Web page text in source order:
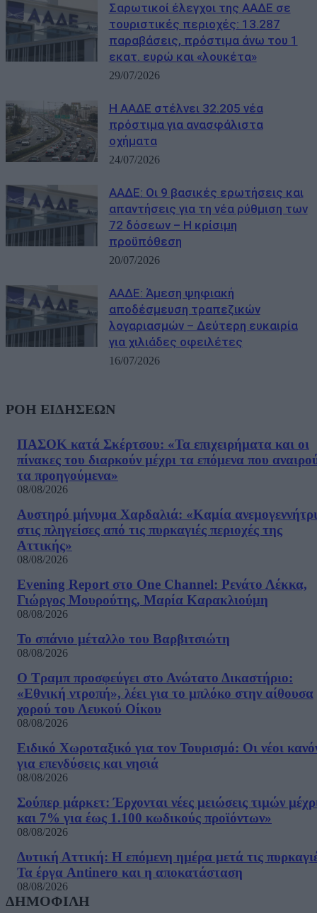
Σαρωτικοί έλεγχοι της ΑΑΔΕ σε
τουριστικές περιοχές: 13.287
παραβάσεις, πρόστιμα άνω του 1
εκατ. ευρώ και «λουκέτα»
29/07/2026
Η ΑΑΔΕ στέλνει 32.205 νέα
πρόστιμα για ανασφάλιστα
οχήματα
24/07/2026
ΑΑΔΕ: Οι 9 βασικές ερωτήσεις και
απαντήσεις για τη νέα ρύθμιση των
72 δόσεων – Η κρίσιμη
προϋπόθεση
20/07/2026
ΑΑΔΕ: Άμεση ψηφιακή
αποδέσμευση τραπεζικών
λογαριασμών – Δεύτερη ευκαιρία
για χιλιάδες οφειλέτες
16/07/2026
ΡΟΗ ΕΙΔΗΣΕΩΝ
ΠΑΣΟΚ κατά Σκέρτσου: «Τα επιχειρήματα και οι
πίνακες του διαρκούν μέχρι τα επόμενα που
τα προηγούμενα»
08/08/2026
Αυστηρό μήνυμα Χαρδαλιά: «Καμία
στις πληγείσες από τις πυρκαγιές περιοχές της
Αττικής»
08/08/2026
Evening Report στο One Channel: Ρενάτο Λέκκα,
Γιώργος Μουρούτης, Μαρία Καρακλιούμη
08/08/2026
Το σπάνιο μέταλλο του Βαρβιτσιώτη
08/08/2026
Ο Τραμπ προσφεύγει στο Ανώτατο Δικαστήριο:
«Εθνική ντροπή», λέει για το μπλόκο στην αίθουσα
χορού του Λευκού Οίκου
08/08/2026
Ειδικό Χωροταξικό για τον Τουρισμό: Οι νέοι
για επενδύσεις και νησιά
08/08/2026
Σούπερ μάρκετ: Έρχονται νέες μειώσεις τιμών
και 7% για έως 1.100 κωδικούς προϊόντων»
08/08/2026
Δυτική Αττική: Η επόμενη ημέρα μετά τις
Τα έργα Antinero και η αποκατάσταση
08/08/2026
ΔΗΜΟΦΙΛΗ